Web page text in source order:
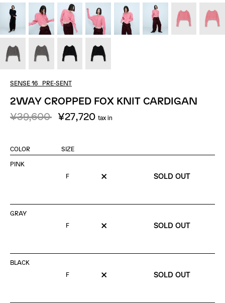
SENSE 16_PRE-SENT
2WAY CROPPED FOX KNIT CARDIGAN
¥39,600
¥27,720 tax in
COLOR SIZE
PINK
F
× SOLD OUT
GRAY
F
× SOLD OUT
BLACK
F
× SOLD OUT